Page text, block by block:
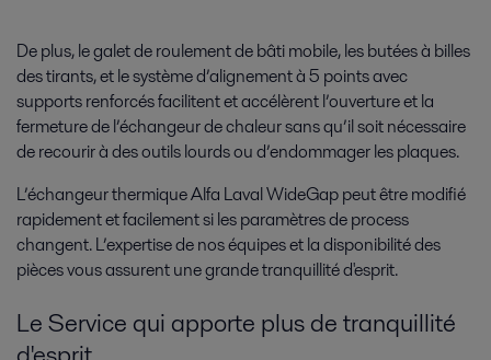
Biotechnologies
Pour la production douce mais efficace de protéines à partir de cultures
de cellules de mammifères, Alfa Laval propose une large gamme
d'équipements hygiéniques spécifiques
De plus, le galet de roulement de bâti mobile, les butées à billes
des tirants, et le système d’alignement à 5 points avec
supports renforcés facilitent et accélèrent l’ouverture et la
fermeture de l’échangeur de chaleur sans qu’il soit nécessaire
de recourir à des outils lourds ou d’endommager les plaques.
L’échangeur thermique Alfa Laval WideGap peut être modifié
rapidement et facilement si les paramètres de process
changent. L’expertise de nos équipes et la disponibilité des
pièces vous assurent une grande tranquillité d'esprit.
Le Service qui apporte plus de tranquillité